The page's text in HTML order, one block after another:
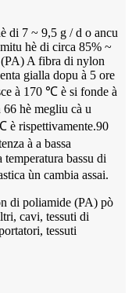
di 7 ~ 9,5 g / d o ancu
hè di circa 85% ~
A fibra di nylon
gialla dopu à 5 ore
à 170 ℃ è si fonde à
hè megliu cà u
è rispettivamente.90
à a bassa
bassu di
ùn cambia assai.
di poliamide (PA) pò
cavi, tessuti di
tessuti